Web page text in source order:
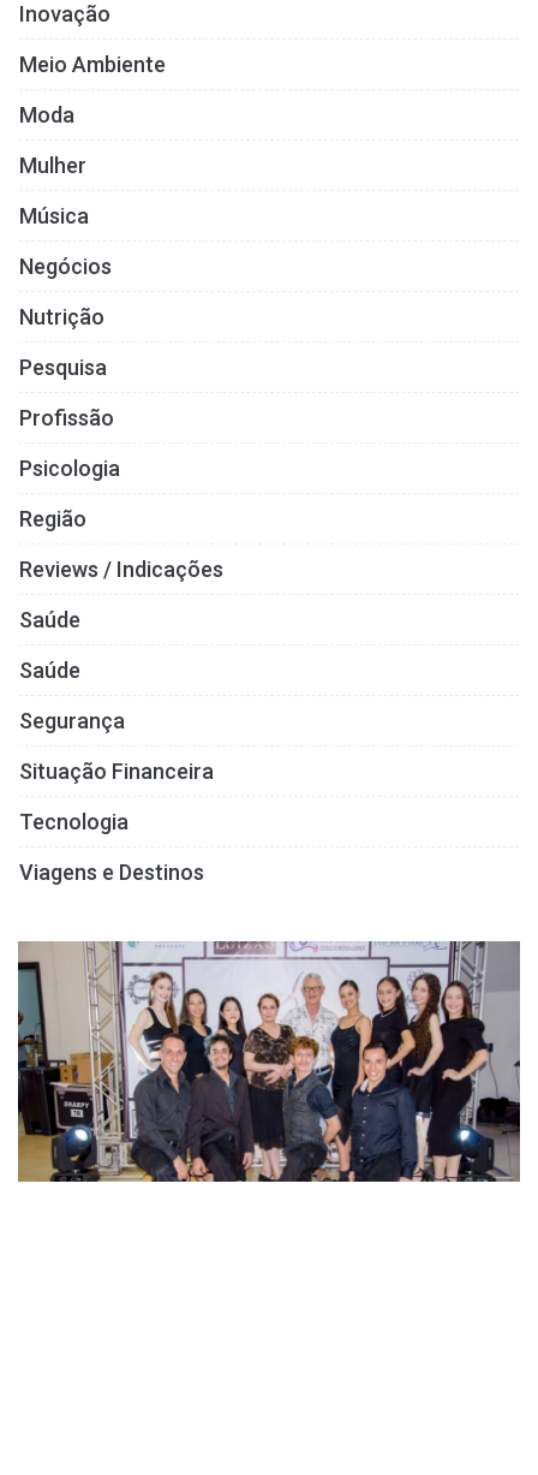
Inovação
Meio Ambiente
Moda
Mulher
Música
Negócios
Nutrição
Pesquisa
Profissão
Psicologia
Região
Reviews / Indicações
Saúde
Saúde
Segurança
Situação Financeira
Tecnologia
Viagens e Destinos